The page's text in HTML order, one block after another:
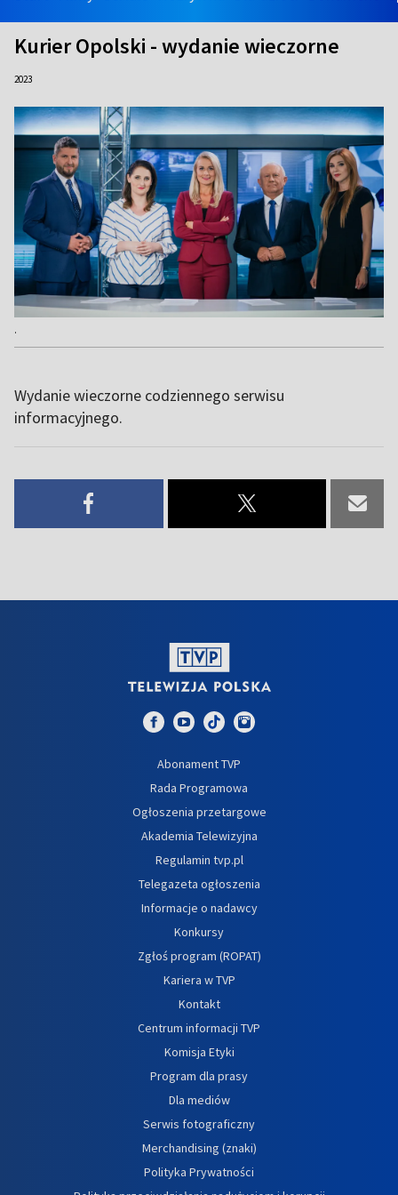
Kurier Opolski - wydanie wieczorne
2023
.
Wydanie wieczorne codziennego serwisu
informacyjnego.
Abonament TVP
Rada Programowa
Ogłoszenia przetargowe
Akademia Telewizyjna
Regulamin tvp.pl
Telegazeta ogłoszenia
Informacje o nadawcy
Konkursy
Zgłoś program (ROPAT)
Kariera w TVP
Kontakt
Centrum informacji TVP
Komisja Etyki
Program dla prasy
Dla mediów
Serwis fotograficzny
Merchandising (znaki)
Polityka Prywatności